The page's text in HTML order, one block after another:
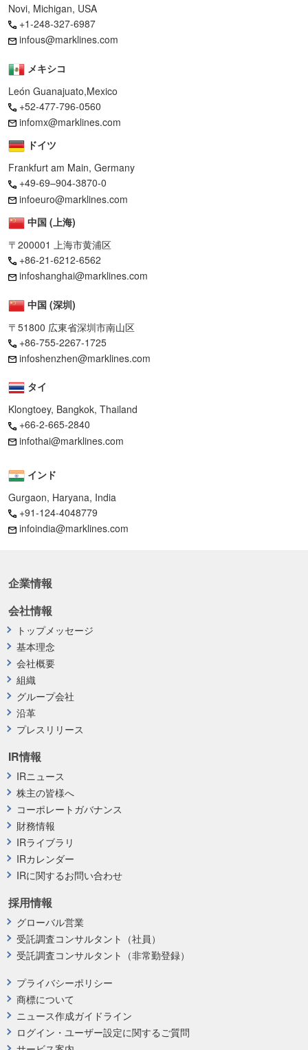
Novi, Michigan, USA
+1-248-327-6987
infous@marklines.com
メキシコ
León Guanajuato,Mexico
+52-477-796-0560
infomx@marklines.com
ドイツ
Frankfurt am Main, Germany
+49-69–904-3870-0
infoeuro@marklines.com
中国 (上海)
〒200001 上海市黄浦区
+86-21-6212-6562
infoshanghai@marklines.com
中国 (深圳)
〒51800 広東省深圳市南山区
+86-755-2267-1725
infoshenzhen@marklines.com
タイ
Klongtoey, Bangkok, Thailand
+66-2-665-2840
infothai@marklines.com
インド
Gurgaon, Haryana, India
+91-124-4048779
infoindia@marklines.com
企業情報
プライバシーポリシー
商標について
ニュース作成ガイドライン
ログイン・ユーザー設定に関するご質問
採用情報
グローバル営業
受託調査コンサルタント（社員）
受託調査コンサルタント（非常勤登録）
会社情報
トップメッセージ
基本理念
会社概要
組織
グループ会社
沿革
プレスリリース
IR情報
IRニュース
株主の皆様へ
コーポレートガバナンス
財務情報
IRライブラリ
IRカレンダー
IRに関するお問い合わせ